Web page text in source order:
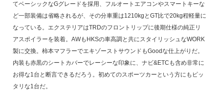
てベーシックなGグレードを採用、フルオートエアコンやスマートキーな
ど一部装備は省略されるが、その分車重は1210kgとGT比で20kg程軽量に
なっている。エクステリアはTRDのフロントリップに後期仕様の純正リ
アスポイラーを装着。AWもHKSの車高調と共にスタイリッシュなWORK
製に交換。柿本マフラーでエキゾーストサウンドもGoodな仕上がりだ。
内装も赤黒のシートカバーでレーシーな印象に、ナビ&ETCも含め非常に
お得な1台と断言できるだろう。初めてのスポーツカーという方にもピッ
タリな1台だ。